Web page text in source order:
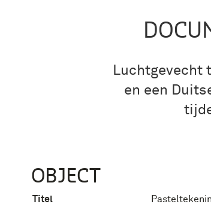
Luchtgevecht
en een
OBJECT
Titel